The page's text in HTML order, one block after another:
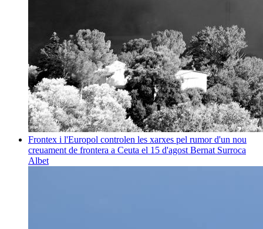
Frontex i l'Europol controlen les xarxes pel rumor d'un nou
creuament de frontera a Ceuta el 15 d'agost Bernat Surroca
Albet